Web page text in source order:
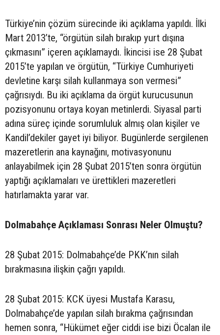
Türkiye’nin çözüm sürecinde iki açıklama yapıldı. İlki
Mart 2013’te, “örgütün silah bırakıp yurt dışına
çıkmasını” içeren açıklamaydı. İkincisi ise 28 Şubat
2015’te yapılan ve örgütün, “Türkiye Cumhuriyeti
devletine karşı silah kullanmaya son vermesi”
çağrısıydı. Bu iki açıklama da örgüt kurucusunun
pozisyonunu ortaya koyan metinlerdi. Siyasal parti
adına süreç içinde sorumluluk almış olan kişiler ve
Kandil’dekiler gayet iyi biliyor. Bugünlerde sergilenen
mazeretlerin ana kaynağını, motivasyonunu
anlayabilmek için 28 Şubat 2015’ten sonra örgütün
yaptığı açıklamaları ve ürettikleri mazeretleri
hatırlamakta yarar var.
Dolmabahçe Açıklaması Sonrası Neler Olmuştu?
28 Şubat 2015: Dolmabahçe’de PKK’nın silah
bırakmasına ilişkin çağrı yapıldı.
28 Şubat 2015: KCK üyesi Mustafa Karasu,
Dolmabahçe’de yapılan silah bırakma çağrısından
hemen sonra, “Hükümet eğer ciddi ise bizi Öcalan ile